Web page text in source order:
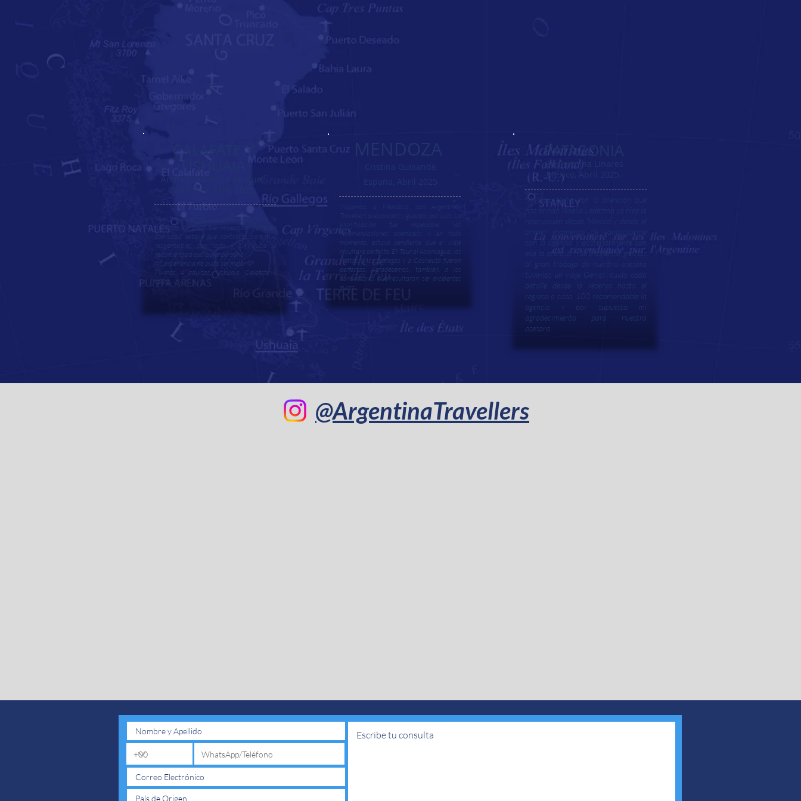
CALAFATE Y
USHUAIA
Andrea Hidalgo Rodríguez
Costa Rica,
Nuestra experiencia con la agencia y la
atención de Dani fue impecable, cumplen
con cada detalle que contratas, son muy
responsables con todo y sin duda lo
recomiendo a cualquier persona.
Mi experiencia no pudo ser mejor🩵
Fuimos 4 adultos, Ushuaia, Calafate y
tours.
MENDOZA
Viajamos a Mendoza con Argentina-
Travellers asesorados y guiados por Luis. La
planificación fue impecable, las
recomendaciones acertadas y, en todo
momento, estuvo pendiente que el viaje
resultara perfecto. El Tour al Aconcagua, las
visitas a las bodegas y a Cacheuta fueron
perfectas. Agradecemos, también, a los
conductores que resultaron ser excelentes
guías.
PATAGONIA
Guillermina Linares
México, Abril 2025.
Muy contenta con la atención que
nos brindó Noelia Ledezma yo hice la
primer momento de contactarme
con la agencia y posteriormente con
ella la atención fue excelente, gracias
tuvimos un viaje Genial, cuido cada
detalle desde la reserva hasta el
regreso a casa, 100 recomendable la
agencia y por supuesto mi
agradecimiento para nuestra
asesora.
@ArgentinaTravellers